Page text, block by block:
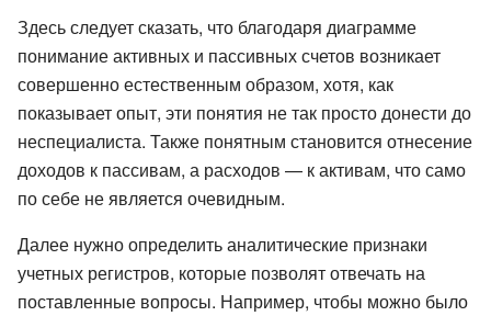
Здесь следует сказать, что благодаря диаграмме
понимание активных и пассивных счетов возникает
совершенно естественным образом, хотя, как
показывает опыт, эти понятия не так просто донести до
неспециалиста. Также понятным становится отнесение
доходов к пассивам, а расходов — к активам, что само
по себе не является очевидным.
Далее нужно определить аналитические признаки
учетных регистров, которые позволят отвечать на
поставленные вопросы. Например, чтобы можно было